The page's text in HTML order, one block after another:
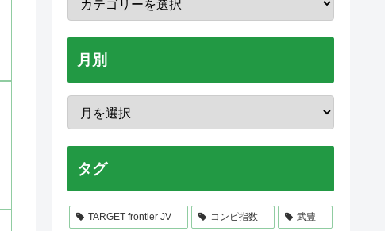
月別
タグ
TARGET frontier JV コンピ指数 武豊